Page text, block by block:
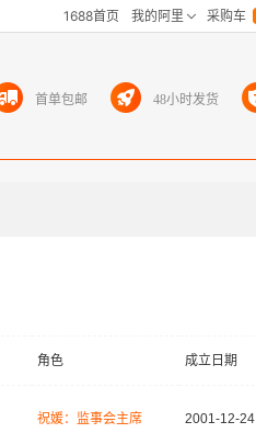
首单包邮 48小时发货
角色 成立日期
祝媛：监事会主席 2001-12-24